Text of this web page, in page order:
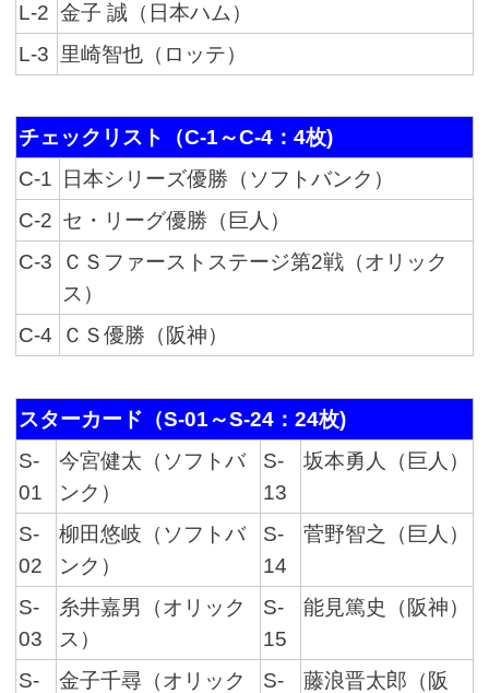
L-2 金子 誠（日本ハム）
L-3
里崎智也（ロッテ）
チェックリスト（C-1～C-4：4枚)
C-1
日本シリーズ優勝（ソフトバンク）
C-2 セ・リーグ優勝（巨人）
C-3
ＣＳファーストステージ第2戦（オリック
ス）
C-4
ＣＳ優勝（阪神）
スターカード（S-01～S-24：24枚)
S-
01
今宮健太（ソフトバ
ンク）
S-
13
坂本勇人（巨人）
S-
02
柳田悠岐（ソフトバ
ンク）
S-
14
菅野智之（巨人）
S-
03
糸井嘉男（オリック
ス）
S-
15
能見篤史（阪神）
S-
金子千尋（オリック
S-
藤浪晋太郎（阪